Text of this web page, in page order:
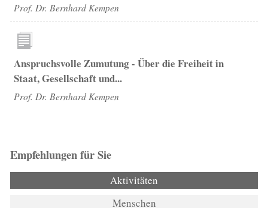
Prof. Dr. Bernhard Kempen
Anspruchsvolle Zumutung - Über die Freiheit in
Staat, Gesellschaft und...
Prof. Dr. Bernhard Kempen
Empfehlungen für Sie
Aktivitäten
Menschen